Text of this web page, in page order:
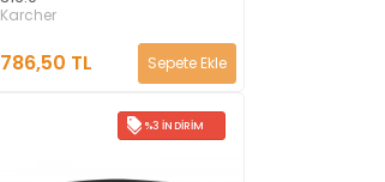
Karcher
786,50 TL Sepete Ekle
%3 İNDIRIM